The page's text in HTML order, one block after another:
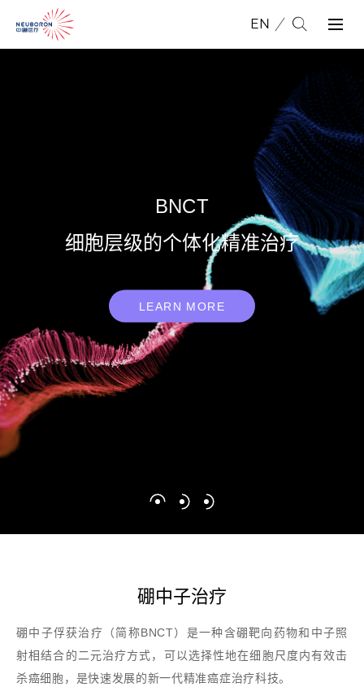
EN
示范中心
加速器硼中子肿瘤治疗临床示范中
LEARN MORE
硼中子治疗
硼中子俘获治疗（简称BNCT）是一种含硼靶向药物和中子照
射相结合的二元治疗方式，可以选择性地在细胞尺度内有效击
杀癌细胞，是快速发展的新一代精准癌症治疗科技。